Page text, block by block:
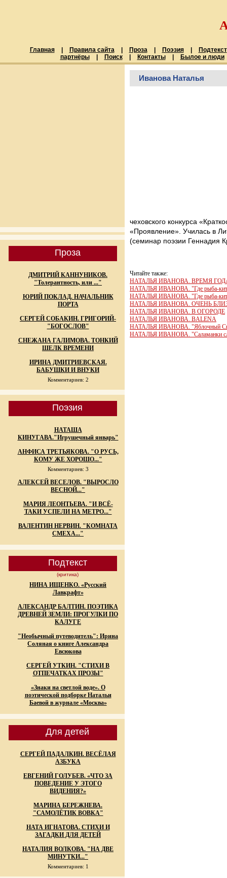
Главная Правила сайта Проза Поэзия
Подтекст
партнёры
Поиск Контакты Былое и люди
Проза
ДМИТРИЙ КАННУНИКОВ.
"Толерантность, или ..."
ЮРИЙ ПОКЛАД. НАЧАЛЬНИК
ПОРТА
СЕРГЕЙ СОБАКИН. ГРИГОРИЙ-
"БОГОСЛОВ"
СНЕЖАНА ГАЛИМОВА. ТОНКИЙ
ШЕЛК ВРЕМЕНИ
ИРИНА ДМИТРИЕВСКАЯ.
БАБУШКИ И ВНУКИ
Комментариев: 2
Поэзия
НАТАША
КИНУГАВА."Игрушечный январь"
АНФИСА ТРЕТЬЯКОВА. "О РУСЬ,
КОМУ ЖЕ ХОРОШО..."
Комментариев: 3
АЛЕКСЕЙ ВЕСЕЛОВ. "ВЫРОСЛО
ВЕСНОЙ..."
МАРИЯ ЛЕОНТЬЕВА. "И ВСЁ-
ТАКИ УСПЕЛИ НА МЕТРО..."
ВАЛЕНТИН НЕРВИН. "КОМНАТА
СМЕХА..."
Подтекст
(критика)
НИНА ИЩЕНКО. «Русский
Лавкрафт»
АЛЕКСАНДР БАЛТИН. ПОЭТИКА
ДРЕВНЕЙ ЗЕМЛИ: ПРОГУЛКИ ПО
КАЛУГЕ
"Необычный путеводитель": Ирина
Соляная о книге Александра
Евсюкова
СЕРГЕЙ УТКИН. "СТИХИ В
ОТПЕЧАТКАХ ПРОЗЫ"
«Знаки на светлой воде». О
поэтической подборке Натальи
Баевой в журнале «Москва»
Для детей
СЕРГЕЙ ПАДАЛКИН. ВЕСЁЛАЯ
АЗБУКА
ЕВГЕНИЙ ГОЛУБЕВ. «ЧТО ЗА
ПОВЕДЕНИЕ У ЭТОГО
ВИДЕНИЯ?»
МАРИНА БЕРЕЖНЕВА.
"САМОЛЁТИК ВОВКА"
НАТА ИГНАТОВА. СТИХИ И
ЗАГАДКИ ДЛЯ ДЕТЕЙ
НАТАЛИЯ ВОЛКОВА. "НА ДВЕ
МИНУТКИ..."
Комментариев: 1
Иванова Наталья
чеховского конкурса
«Проявление». Училась в
(семинар поэзии Геннадия
Читайте также:
НАТАЛЬЯ ИВАНОВА. ВРЕМЯ
НАТАЛЬЯ ИВАНОВА. "Где рыба-кит
НАТАЛЬЯ ИВАНОВА. "Где рыба-кит
НАТАЛЬЯ ИВАНОВА. ОЧЕНЬ
НАТАЛЬЯ ИВАНОВА. В ОГОРОДЕ
НАТАЛЬЯ ИВАНОВА. BALENA
НАТАЛЬЯ ИВАНОВА. "Яблочный
НАТАЛЬЯ ИВАНОВА. "Саламанки